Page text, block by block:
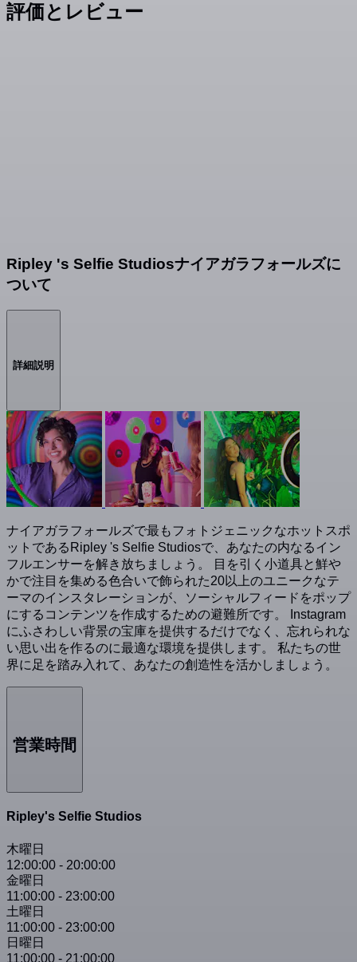
評価とレビュー
Ripley 's Selfie Studiosナイアガラフォールズに
ついて
詳細説明
ナイアガラフォールズで最もフォトジェニックなホットスポ
ットであるRipley 's Selfie Studiosで、あなたの内なるイン
フルエンサーを解き放ちましょう。 目を引く小道具と鮮や
かで注目を集める色合いで飾られた20以上のユニークなテ
ーマのインスタレーションが、ソーシャルフィードをポップ
にするコンテンツを作成するための避難所です。 Instagram
にふさわしい背景の宝庫を提供するだけでなく、忘れられな
い思い出を作るのに最適な環境を提供します。 私たちの世
界に足を踏み入れて、あなたの創造性を活かしましょう。
営業時間
Ripley's Selfie Studios
木曜日
12:00:00 - 20:00:00
金曜日
11:00:00 - 23:00:00
土曜日
11:00:00 - 23:00:00
日曜日
11:00:00 - 21:00:00